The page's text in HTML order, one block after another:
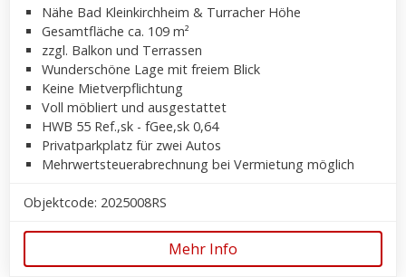
Nähe Bad Kleinkirchheim & Turracher Höhe
Gesamtfläche ca. 109 m²
zzgl. Balkon und Terrassen
Wunderschöne Lage mit freiem Blick
Keine Mietverpflichtung
Voll möbliert und ausgestattet
HWB 55 Ref.,sk - fGee,sk 0,64
Privatparkplatz für zwei Autos
Mehrwertsteuerabrechnung bei Vermietung möglich
Objektcode: 2025008RS
Mehr Info